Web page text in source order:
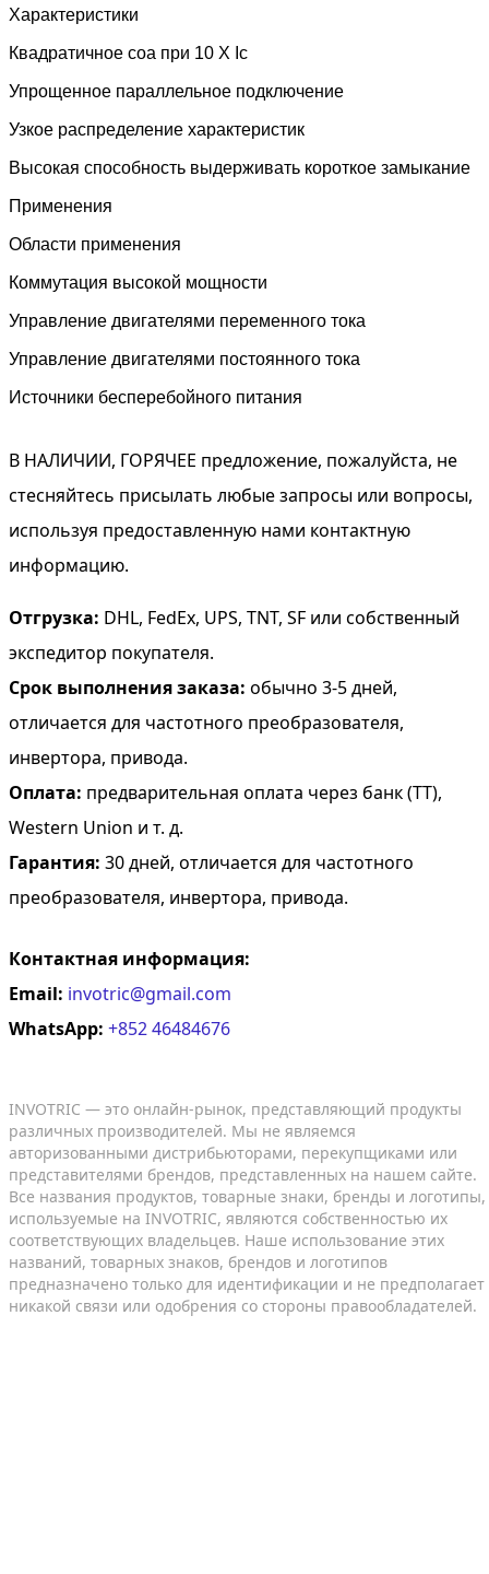
Характеристики
Квадратичное соа при 10 X Ic
Упрощенное параллельное подключение
Узкое распределение характеристик
Высокая способность выдерживать короткое замыкание
Применения
Области применения
Коммутация высокой мощности
Управление двигателями переменного тока
Управление двигателями постоянного тока
Источники бесперебойного питания
В НАЛИЧИИ, ГОРЯЧЕЕ предложение, пожалуйста, не
стесняйтесь присылать любые запросы или вопросы,
используя предоставленную нами контактную
информацию.
Отгрузка: DHL, FedEx, UPS, TNT, SF или собственный
экспедитор покупателя.
Срок выполнения заказа: обычно 3-5 дней,
отличается для частотного преобразователя,
инвертора, привода.
Оплата: предварительная оплата через банк (TT),
Western Union и т. д.
Гарантия: 30 дней, отличается для частотного
преобразователя, инвертора, привода.
Контактная информация:
Email: invotric@gmail.com
WhatsApp: +852 46484676
INVOTRIC — это онлайн-рынок, представляющий продукты
различных производителей. Мы не являемся
авторизованными дистрибьюторами, перекупщиками или
представителями брендов, представленных на нашем сайте.
Все названия продуктов, товарные знаки, бренды и логотипы,
используемые на INVOTRIC, являются собственностью их
соответствующих владельцев. Наше использование этих
названий, товарных знаков, брендов и логотипов
предназначено только для идентификации и не предполагает
никакой связи или одобрения со стороны правообладателей.